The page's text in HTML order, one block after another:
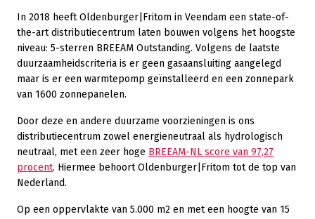
In 2018 heeft Oldenburger|Fritom in Veendam een state-of-
the-art distributiecentrum laten bouwen volgens het hoogste
niveau: 5-sterren BREEAM Outstanding. Volgens de laatste
duurzaamheidscriteria is er geen gasaansluiting aangelegd
maar is er een warmtepomp geïnstalleerd en een zonnepark
van 1600 zonnepanelen.
Door deze en andere duurzame voorzieningen is ons
distributiecentrum zowel energieneutraal als hydrologisch
neutraal, met een zeer hoge BREEAM-NL score van 97,27
procent. Hiermee behoort Oldenburger|Fritom tot de top van
Nederland.
Op een oppervlakte van 5.000 m2 en met een hoogte van 15